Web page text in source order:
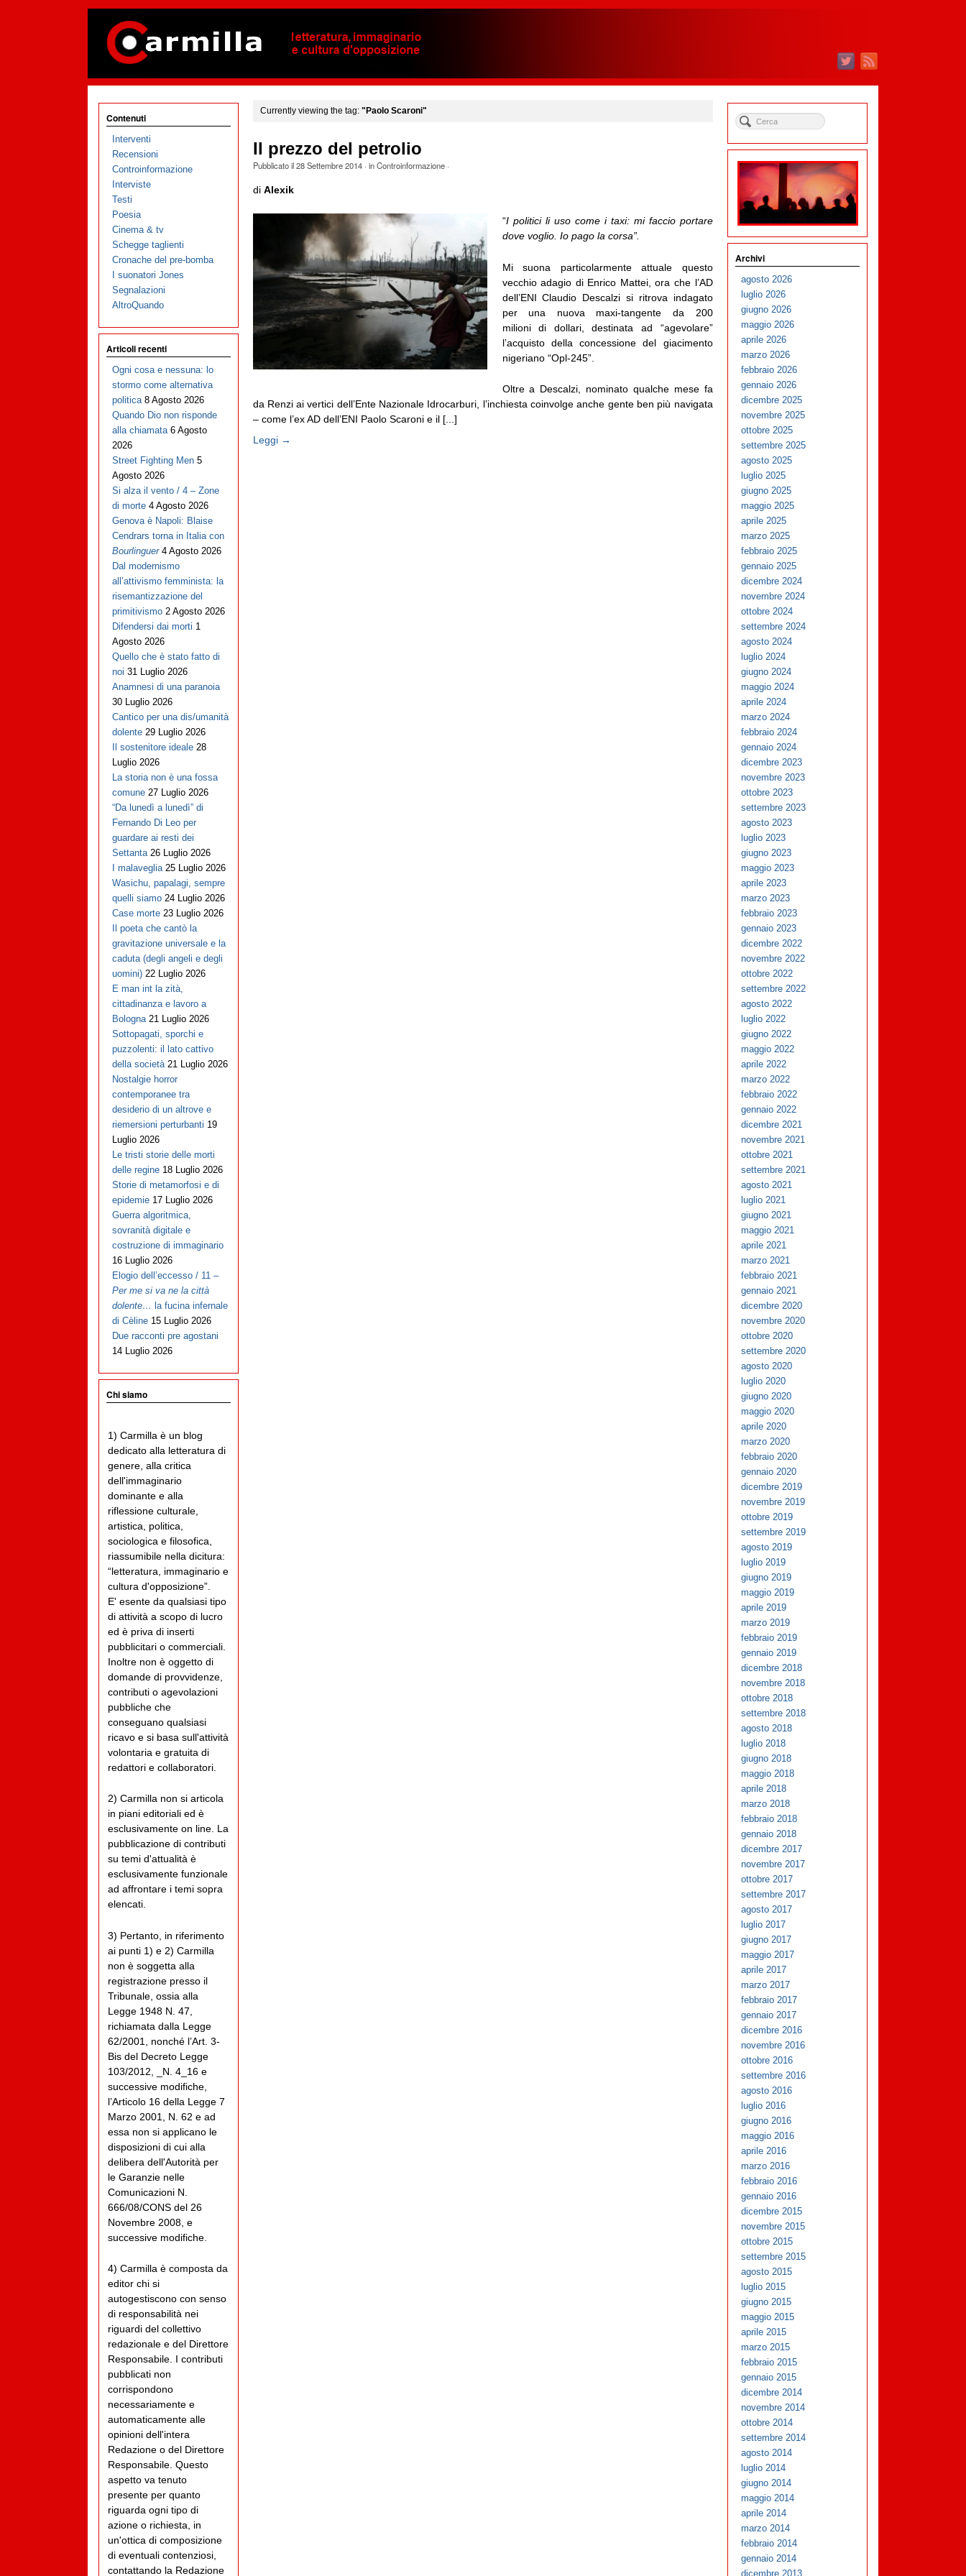
Currently viewing the tag: "Paolo Scaroni"
Il prezzo del petrolio
Pubblicato il28 Settembre 2014· inControinformazione·
di Alexik
“I politici li uso come i taxi: mi faccio portare
dove voglio. Io pago la corsa”.
Mi suona particolarmente attuale questo
vecchio adagio di Enrico Mattei, ora che l’AD
dell’ENI Claudio Descalzi si ritrova indagato
per una nuova maxi-tangente da 200
milioni di dollari, destinata ad “agevolare”
l’acquisto della concessione del giacimento
nigeriano “Opl-245”.
Oltre a Descalzi, nominato qualche mese fa
da Renzi ai vertici dell’Ente Nazionale Idrocarburi, l’inchiesta coinvolge anche gente ben più navigata
– come l’ex AD dell’ENI Paolo Scaroni e il [...]
Leggi →
Contenuti
Interventi
Recensioni
Controinformazione
Interviste
Testi
Poesia
Cinema & tv
Schegge taglienti
Cronache del pre-bomba
I suonatori Jones
Segnalazioni
AltroQuando
Articoli recenti
Ogni cosa e nessuna: lo
stormo come alternativa
politica 8 Agosto 2026
Quando Dio non risponde
alla chiamata 6 Agosto
2026
Street Fighting Men 5
Agosto 2026
Si alza il vento / 4 – Zone
di morte 4 Agosto 2026
Genova è Napoli: Blaise
Cendrars torna in Italia con
Bourlinguer 4 Agosto 2026
Dal modernismo
all’attivismo femminista: la
risemantizzazione del
primitivismo 2 Agosto 2026
Difendersi dai morti 1
Agosto 2026
Quello che è stato fatto di
noi 31 Luglio 2026
Anamnesi di una paranoia
30 Luglio 2026
Cantico per una dis/umanità
dolente 29 Luglio 2026
Il sostenitore ideale 28
Luglio 2026
La storia non è una fossa
comune 27 Luglio 2026
“Da lunedì a lunedì” di
Fernando Di Leo per
guardare ai resti dei
Settanta 26 Luglio 2026
I malaveglia 25 Luglio 2026
Wasichu, papalagi, sempre
quelli siamo 24 Luglio 2026
Case morte 23 Luglio 2026
Il poeta che cantò la
gravitazione universale e la
caduta (degli angeli e degli
uomini) 22 Luglio 2026
E man int la zità,
cittadinanza e lavoro a
Bologna 21 Luglio 2026
Sottopagati, sporchi e
puzzolenti: il lato cattivo
della società 21 Luglio 2026
Nostalgie horror
contemporanee tra
desiderio di un altrove e
riemersioni perturbanti 19
Luglio 2026
Le tristi storie delle morti
delle regine 18 Luglio 2026
Storie di metamorfosi e di
epidemie 17 Luglio 2026
Guerra algoritmica,
sovranità digitale e
costruzione di immaginario
16 Luglio 2026
Elogio dell’eccesso / 11 –
Per me si va ne la città
dolente… la fucina infernale
di Cèline 15 Luglio 2026
Due racconti pre agostani
14 Luglio 2026
Chi siamo
1) Carmilla è un blog
dedicato alla letteratura di
genere, alla critica
dell'immaginario
dominante e alla
riflessione culturale,
artistica, politica,
sociologica e filosofica,
riassumibile nella dicitura:
“letteratura, immaginario e
cultura d'opposizione”.
E' esente da qualsiasi tipo
di attività a scopo di lucro
ed è priva di inserti
pubblicitari o commerciali.
Inoltre non è oggetto di
domande di provvidenze,
contributi o agevolazioni
pubbliche che
conseguano qualsiasi
ricavo e si basa sull'attività
volontaria e gratuita di
redattori e collaboratori.
2) Carmilla non si articola
in piani editoriali ed è
esclusivamente on line. La
pubblicazione di contributi
su temi d'attualità è
esclusivamente funzionale
ad affrontare i temi sopra
elencati.
3) Pertanto, in riferimento
ai punti 1) e 2) Carmilla
non è soggetta alla
registrazione presso il
Tribunale, ossia alla
Legge 1948 N. 47,
richiamata dalla Legge
62/2001, nonché l’Art. 3-
Bis del Decreto Legge
103/2012, _N. 4_16 e
successive modifiche,
l’Articolo 16 della Legge 7
Marzo 2001, N. 62 e ad
essa non si applicano le
disposizioni di cui alla
delibera dell'Autorità per
le Garanzie nelle
Comunicazioni N.
666/08/CONS del 26
Novembre 2008, e
successive modifiche.
4) Carmilla è composta da
editor chi si
autogestiscono con senso
di responsabilità nei
riguardi del collettivo
redazionale e del Direttore
Responsabile. I contributi
pubblicati non
corrispondono
necessariamente e
automaticamente alle
opinioni dell'intera
Redazione o del Direttore
Responsabile. Questo
aspetto va tenuto
presente per quanto
riguarda ogni tipo di
azione o richiesta, in
un'ottica di composizione
di eventuali contenziosi,
contattando la Redazione
Archivi
agosto 2026
luglio 2026
giugno 2026
maggio 2026
aprile 2026
marzo 2026
febbraio 2026
gennaio 2026
dicembre 2025
novembre 2025
ottobre 2025
settembre 2025
agosto 2025
luglio 2025
giugno 2025
maggio 2025
aprile 2025
marzo 2025
febbraio 2025
gennaio 2025
dicembre 2024
novembre 2024
ottobre 2024
settembre 2024
agosto 2024
luglio 2024
giugno 2024
maggio 2024
aprile 2024
marzo 2024
febbraio 2024
gennaio 2024
dicembre 2023
novembre 2023
ottobre 2023
settembre 2023
agosto 2023
luglio 2023
giugno 2023
maggio 2023
aprile 2023
marzo 2023
febbraio 2023
gennaio 2023
dicembre 2022
novembre 2022
ottobre 2022
settembre 2022
agosto 2022
luglio 2022
giugno 2022
maggio 2022
aprile 2022
marzo 2022
febbraio 2022
gennaio 2022
dicembre 2021
novembre 2021
ottobre 2021
settembre 2021
agosto 2021
luglio 2021
giugno 2021
maggio 2021
aprile 2021
marzo 2021
febbraio 2021
gennaio 2021
dicembre 2020
novembre 2020
ottobre 2020
settembre 2020
agosto 2020
luglio 2020
giugno 2020
maggio 2020
aprile 2020
marzo 2020
febbraio 2020
gennaio 2020
dicembre 2019
novembre 2019
ottobre 2019
settembre 2019
agosto 2019
luglio 2019
giugno 2019
maggio 2019
aprile 2019
marzo 2019
febbraio 2019
gennaio 2019
dicembre 2018
novembre 2018
ottobre 2018
settembre 2018
agosto 2018
luglio 2018
giugno 2018
maggio 2018
aprile 2018
marzo 2018
febbraio 2018
gennaio 2018
dicembre 2017
novembre 2017
ottobre 2017
settembre 2017
agosto 2017
luglio 2017
giugno 2017
maggio 2017
aprile 2017
marzo 2017
febbraio 2017
gennaio 2017
dicembre 2016
novembre 2016
ottobre 2016
settembre 2016
agosto 2016
luglio 2016
giugno 2016
maggio 2016
aprile 2016
marzo 2016
febbraio 2016
gennaio 2016
dicembre 2015
novembre 2015
ottobre 2015
settembre 2015
agosto 2015
luglio 2015
giugno 2015
maggio 2015
aprile 2015
marzo 2015
febbraio 2015
gennaio 2015
dicembre 2014
novembre 2014
ottobre 2014
settembre 2014
agosto 2014
luglio 2014
giugno 2014
maggio 2014
aprile 2014
marzo 2014
febbraio 2014
gennaio 2014
dicembre 2013